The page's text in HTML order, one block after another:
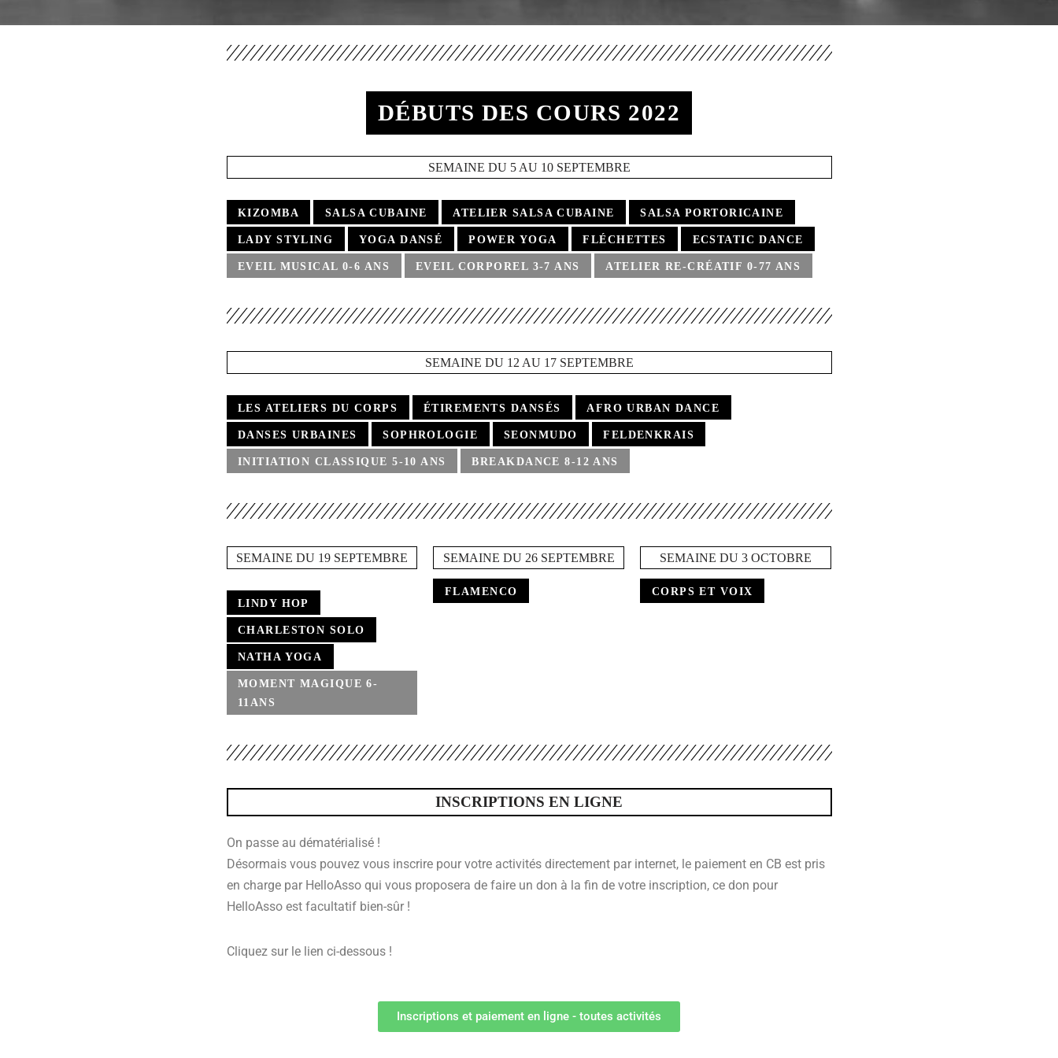
DÉBUTS DES COURS 2022
SEMAINE DU 5 AU 10 SEPTEMBRE
KIZOMBA SALSA CUBAINE ATELIER SALSA CUBAINE SALSA PORTORICAINE
LADY STYLING YOGA DANSÉ POWER YOGA FLÉCHETTES ECSTATIC DANCE
EVEIL MUSICAL 0-6 ANS EVEIL CORPOREL 3-7 ANS ATELIER RE-CRÉATIF 0-77 ANS
SEMAINE DU 12 AU 17 SEPTEMBRE
LES ATELIERS DU CORPS ÉTIREMENTS DANSÉS AFRO URBAN DANCE
DANSES URBAINES SOPHROLOGIE SEONMUDO FELDENKRAIS
INITIATION CLASSIQUE 5-10 ANS BREAKDANCE 8-12 ANS
SEMAINE DU 19 SEPTEMBRE
LINDY HOP
CHARLESTON SOLO
NATHA YOGA
MOMENT MAGIQUE 6-
11ANS
SEMAINE DU 26 SEPTEMBRE
FLAMENCO
SEMAINE DU 3 OCTOBRE
CORPS ET VOIX
INSCRIPTIONS EN LIGNE
On passe au dématérialisé !
Désormais vous pouvez vous inscrire pour votre activités directement par internet, le paiement en CB est pris
en charge par HelloAsso qui vous proposera de faire un don à la fin de votre inscription, ce don pour
HelloAsso est facultatif bien-sûr !
Cliquez sur le lien ci-dessous !
Inscriptions et paiement en ligne - toutes activités